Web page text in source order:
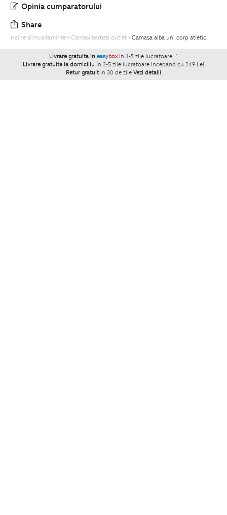
Opinia cumparatorului
Share
Haine si Incaltaminte Camasi barbati outlet Camasa alba uni corp atletic
Livrare gratuita in easybox in 1-5 zile lucratoare. `
Livrare gratuita la domiciliu in 2-5 zile lucratoare incepand cu 249 Lei
Retur gratuit in 30 de zile Vezi detalii